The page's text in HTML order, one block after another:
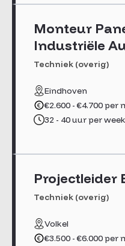
Monteur
Industriële
Techniek (overig)
Eindhoven
€2.600 - €4.700 per
32 - 40 uur per week
Projectleider
Techniek (overig)
Volkel
€3.500 - €6.000 per